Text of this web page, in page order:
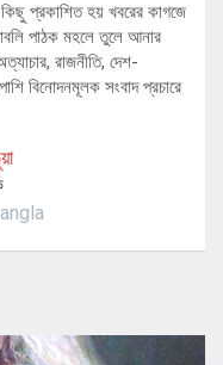
কিছু প্রকাশিত হয় খবরের কাগজে
পাঠক মহলে তুলে আনার
রাজনীতি, দেশ-
বিনোদনমূলক সংবাদ প্রচারে